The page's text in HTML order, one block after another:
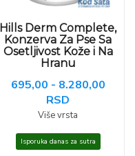
Hills Derm Complete,
Konzerva Za Pse Sa
Osetljivost Kože i Na
Hranu
695,00 - 8.280,00
RSD
Više vrsta
Isporuka danas za sutra